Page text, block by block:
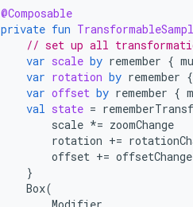
@Composable
private fun
// set up all
var scale by remember {
var rotation by remember {
var offset by remember {
val state =
scale *= zoomChange
rotation +=
offset += offsetChange
}
Box(